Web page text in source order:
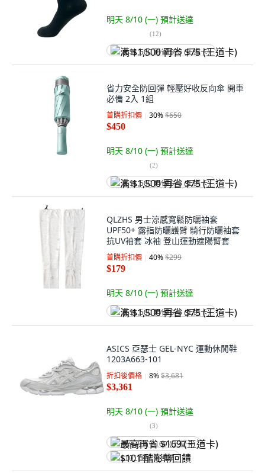
明天 8/10 (一) 預計送達
(12)
满 $1,500 再省 $75 (王道卡)
省力安全防回彈 輕壓好收反向傘 開車
必備 2入 1組
首購折扣價 30%$650
$450
明天 8/10 (一) 預計送達
(2)
满 $1,500 再省 $75 (王道卡)
QLZHS 男士涼感寬鬆防曬袖套
UPF50+ 露指防曬護臂 騎行防曬袖套
抗UV袖套 冰袖 登山運動遮陽臂套
首購折扣價 40%$299
$179
明天 8/10 (一) 預計送達
满 $1,500 再省 $75 (王道卡)
ASICS 亞瑟士 GEL-NYC 運動休閒鞋
1203A663-101
折扣後價格 8%$3,681
$3,361
明天 8/10 (一) 預計送達
(3)
最高再省 $169 (王道卡)
$101 酷澎幣回饋